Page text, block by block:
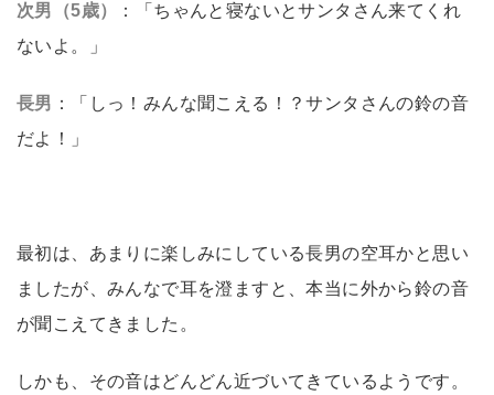
次男（5歳）
：「ちゃんと寝ないとサンタさん来てくれ
ないよ。」
長男 ：「しっ！みんな聞こえる！？サンタさんの鈴の音
だよ！」
最初は、あまりに楽しみにしている長男の空耳かと思い
ましたが、みんなで耳を澄ますと、本当に外から鈴の音
が聞こえてきました。
しかも、その音はどんどん近づいてきているようです。